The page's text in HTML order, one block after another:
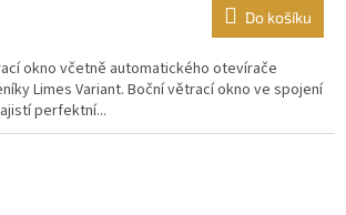
Do košíku
okno včetně automatického otevírače
Limes Variant. Boční větrací okno ve spojení
perfektní...